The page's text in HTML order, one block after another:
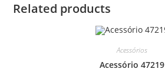
Related products
Acessórios
Acessório 47219